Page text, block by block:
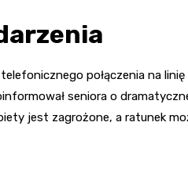
połączenia na
seniora o
jest zagrożone, a ratunek